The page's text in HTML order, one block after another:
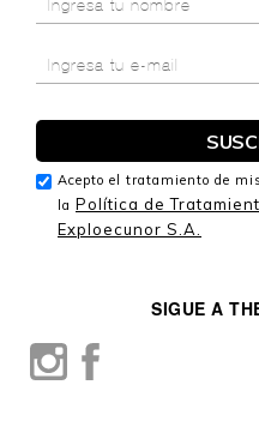
SIGUE A
Acepto el tratamiento de
la Política de
Exploecunor S.A.